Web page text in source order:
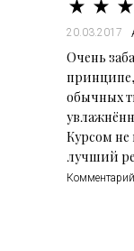
20.03.2017
Очень
принципе,
обычных
Курсом не
лучший